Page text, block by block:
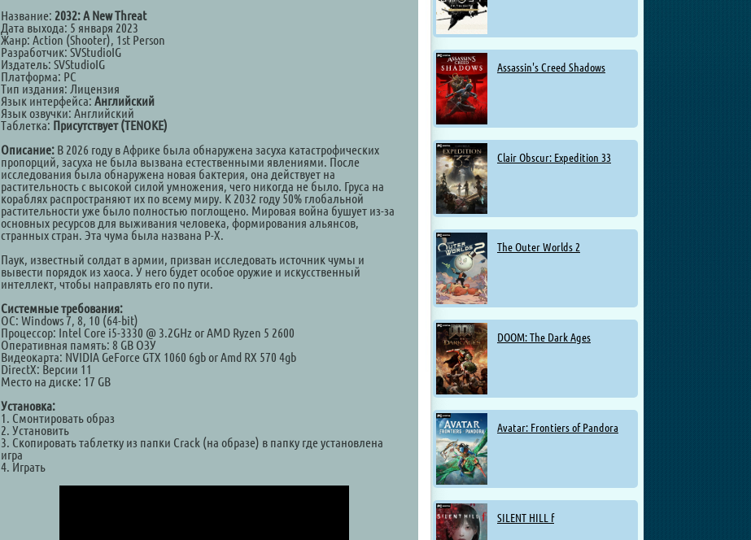
Assassin's Creed Shadows
Clair Obscur: Expedition 33
The Outer Worlds 2
DOOM: The Dark Ages
Avatar: Frontiers of Pandora
SILENT HILL f
Название: 2032: A New Threat
Дата выхода: 5 января 2023
Жанр: Action (Shooter), 1st Person
Разработчик: SVStudioIG
Издатель: SVStudioIG
Платформа: PC
Тип издания: Лицензия
Язык интерфейса: Английский
Язык озвучки: Английский
Таблетка: Присутствует (TENOKE)
Описание: В 2026 году в Африке была обнаружена засуха катастрофических
пропорций, засуха не была вызвана естественными явлениями. После
исследования была обнаружена новая бактерия, она действует на
растительность с высокой силой умножения, чего никогда не было. Груса на
кораблях распространяют их по всему миру. К 2032 году 50% глобальной
растительности уже было полностью поглощено. Мировая война бушует из-за
основных ресурсов для выживания человека, формирования альянсов,
странных стран. Эта чума была названа P-X.
Паук, известный солдат в армии, призван исследовать источник чумы и
вывести порядок из хаоса. У него будет особое оружие и искусственный
интеллект, чтобы направлять его по пути.
Системные требования:
ОС: Windows 7, 8, 10 (64-bit)
Процессор: Intel Core i5-3330 @ 3.2GHz or AMD Ryzen 5 2600
Оперативная память: 8 GB ОЗУ
Видеокарта: NVIDIA GeForce GTX 1060 6gb or Amd RX 570 4gb
DirectX: Версии 11
Место на диске: 17 GB
Установка:
1. Смонтировать образ
2. Установить
3. Скопировать таблетку из папки Crack (на образе) в папку где установлена
игра
4. Играть